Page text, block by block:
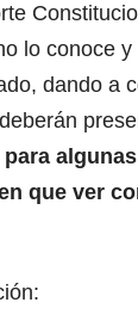
lo conoce
dando a
para
que ver